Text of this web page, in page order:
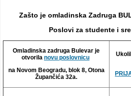
Zašto je omladinska Zadruga
Poslovi za studente i
Omladinska zadruga Bulevar je
otvorila novu poslovnicu
na Novom Beogradu, blok 8, Otona
Župančića 32a.